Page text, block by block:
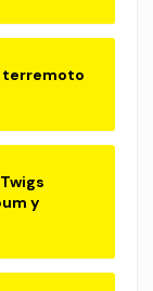
terremoto
y